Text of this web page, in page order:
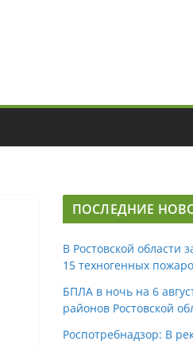
ПОСЛЕДНИЕ
В Ростовской области
15 техногенных
БПЛА в ночь на 6
районов Ростовской
Роспотребнадзор: В